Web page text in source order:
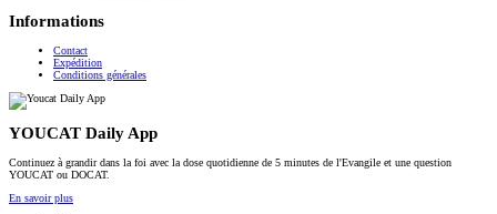
Informations
Contact
Expédition
Conditions générales
YOUCAT Daily App
Continuez à grandir dans la foi avec la dose quotidienne de 5 minutes de l'Evangile et une question
YOUCAT ou DOCAT.
En savoir plus